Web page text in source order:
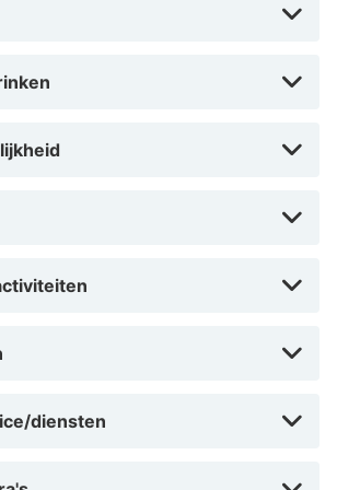
ook ‘Het Venetië van het Noorden’
diensten